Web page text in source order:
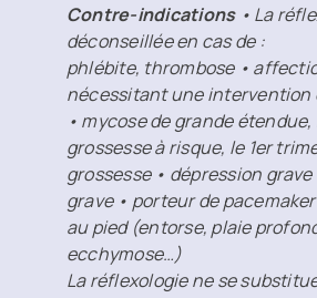
Contre-indications• La
déconseillée en cas de :
phlébite, thrombose •
nécessitant une
• mycose de grande étendue,
grossesse à risque, le 1er
grossesse • dépression
grave • porteur de
au pied (entorse, plaie
ecchymose…)
La réflexologie ne se